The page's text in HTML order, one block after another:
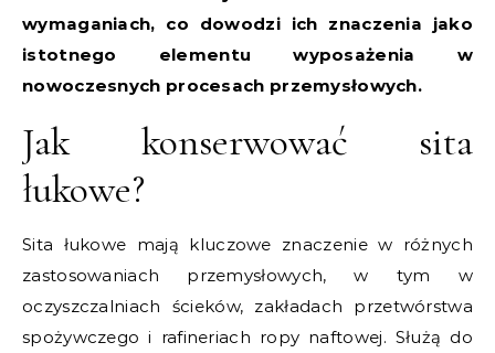
wymaganiach, co dowodzi ich znaczenia jako
istotnego elementu wyposażenia w
nowoczesnych procesach przemysłowych.
Jak konserwować sita
łukowe?
Sita łukowe mają kluczowe znaczenie w różnych
zastosowaniach przemysłowych, w tym w
oczyszczalniach ścieków, zakładach przetwórstwa
spożywczego i rafineriach ropy naftowej. Służą do